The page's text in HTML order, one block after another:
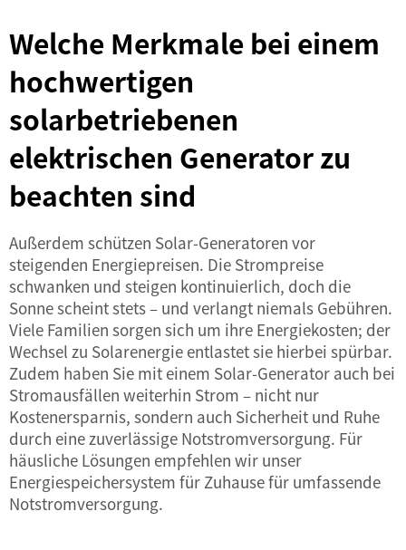
Welche Merkmale bei einem
hochwertigen
solarbetriebenen
elektrischen Generator zu
beachten sind
Außerdem schützen Solar-Generatoren vor
steigenden Energiepreisen. Die Strompreise
schwanken und steigen kontinuierlich, doch die
Sonne scheint stets – und verlangt niemals Gebühren.
Viele Familien sorgen sich um ihre Energiekosten; der
Wechsel zu Solarenergie entlastet sie hierbei spürbar.
Zudem haben Sie mit einem Solar-Generator auch bei
Stromausfällen weiterhin Strom – nicht nur
Kostenersparnis, sondern auch Sicherheit und Ruhe
durch eine zuverlässige Notstromversorgung. Für
häusliche Lösungen empfehlen wir unser
Energiespeichersystem für Zuhausefür umfassende
Notstromversorgung.